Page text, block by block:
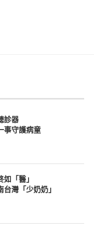
診器
事守護病童
「醫」
灣「少奶奶」